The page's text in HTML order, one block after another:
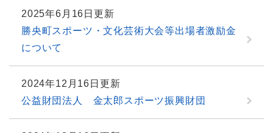
2025年6月16日更新
勝央町スポーツ・文化芸術大会等出場者激励金
について
2024年12月16日更新
公益財団法人 金太郎スポーツ振興財団